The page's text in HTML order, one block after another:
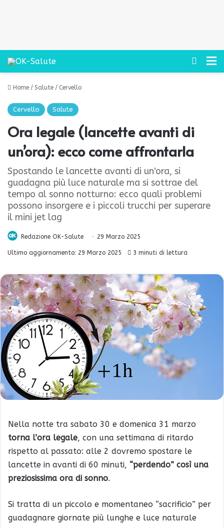
Cerca
Home / Salute / Cervello
Cervello Salute
Ora legale (lancette avanti di
un’ora): ecco come affrontarla
Spostando le lancette avanti di un'ora, si
guadagna più luce naturale ma si sottrae del
tempo al sonno notturno: ecco quali problemi
possono insorgere e i piccoli trucchi per superare
il mini jet lag
Redazione OK-Salute 29 Marzo 2025
Ultimo aggiornamento: 29 Marzo 2025 3 minuti di lettura
Nella notte tra sabato 30 e domenica 31 marzo
torna l’ora legale, con una settimana di ritardo
rispetto al passato: alle 2 dovremo spostare le
lancette in avanti di 60 minuti, “perdendo” così una
preziosissima ora di sonno.
Si tratta di un piccolo e momentaneo “sacrificio” per
guadagnare giornate più lunghe e luce naturale